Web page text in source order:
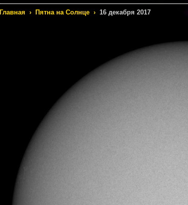
Главная › Пятна на Солнце › 16 декабря 2017